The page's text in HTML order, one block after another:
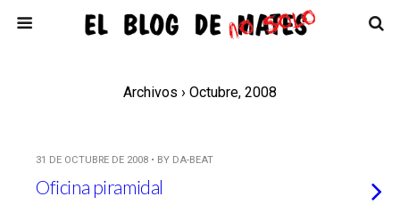
Archivos › Octubre, 2008
31 DE OCTUBRE DE 2008 • BY DA-BEAT
Oficina piramidal